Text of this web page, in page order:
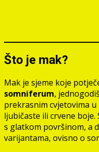
Što je mak?
Mak je sjeme koje
somniferum,
prekrasnim cvjetovima
ljubičaste ili crvene boje.
s glatkom površinom, a
varijantama, ovisno o